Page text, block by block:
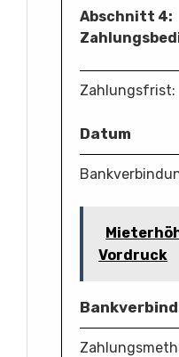
Abschnitt 4:
Zahlungsfrist:
Datum
Vordruck